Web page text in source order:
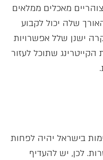
מאכלים ממלאים
שלה יכול לקבוע
ישנן שלל אפשרויות
שתוכל לעזור
בישראל יהיה לפחות
לכן, יש להעדיף